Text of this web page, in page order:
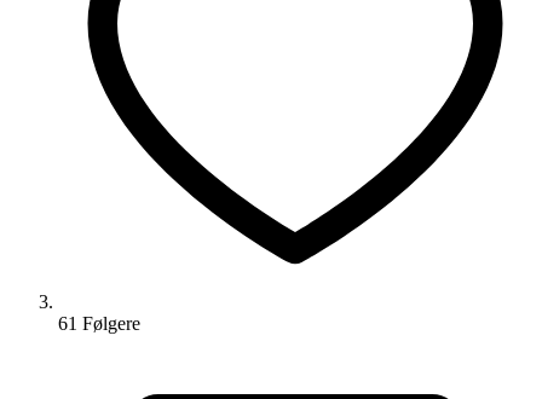
61 Følgere